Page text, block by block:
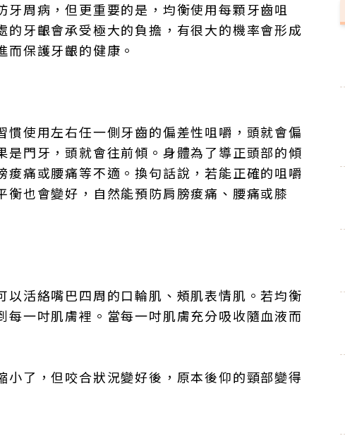
周病，但更重要的是，均衡使用每顆牙齒咀
牙齦會承受極大的負擔，有很大的機率會形成
保護牙齦的健康。
使用左右任一側牙齒的偏差性咀嚼，頭就會偏
門牙，頭就會往前傾。身體為了導正頭部的傾
痛或腰痛等不適。換句話說，若能正確的咀嚼
也會變好，自然能預防肩膀痠痛、腰痛或膝
活絡嘴巴四周的口輪肌、頰肌表情肌。若均衡
一吋肌膚裡。當每一吋肌膚充分吸收隨血液而
了，但咬合狀況變好後，原本後仰的頸部變得